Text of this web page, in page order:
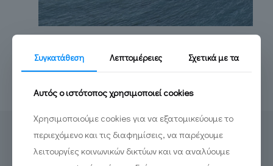
Συγκατάθεση Λεπτομέρειες Σχετικά με τα
Αυτός ο ιστότοπος χρησιμοποιεί cookies
Χρησιμοποιούμε cookies για να εξατομικεύουμε το
περιεχόμενο και τις διαφημίσεις, να παρέχουμε
λειτουργίες κοινωνικών δικτύων και να αναλύουμε